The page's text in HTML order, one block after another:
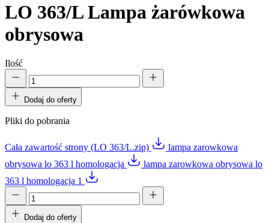
LO 363/L Lampa żarówkowa
obrysowa
Ilość
Dodaj do oferty
Pliki do pobrania
Cała zawartość strony (LO 363/L.zip)
lampa zarowkowa
obrysowa lo 363 l homologacja
lampa zarowkowa obrysowa lo
363 l homologacja 1
Dodaj do oferty